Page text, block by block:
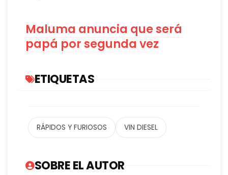
Maluma anuncia que será
papá por segunda vez
ETIQUETAS
RÁPIDOS Y FURIOSOS VIN DIESEL
SOBRE EL AUTOR